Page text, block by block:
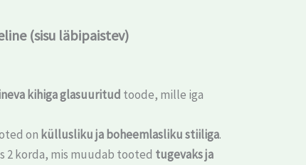
(sisu läbipaistev)
kihiga glasuuritud toode, mille iga
on küllusliku ja boheemlasliku stiiliga.
2 korda, mis muudab tooted tugevaks ja